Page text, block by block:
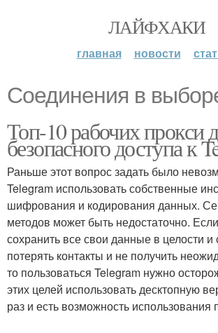
ЛАЙФХАКИ
главная новости
Соединения в
Топ-10 рабочих прокси
безопасного доступа к
Раньше этот вопрос задать было
Telegram использовать собственные
шифрования и кодирования данных.
методов может быть недостаточно.
сохранить все свои данные в целости и
потерять контакты и не получить
то пользоваться Telegram нужно
этих целей использовать десктопную
раз и есть возможность использования